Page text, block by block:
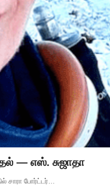
— எஸ். சுஜாதா
சாரா போர்ட்டர்…